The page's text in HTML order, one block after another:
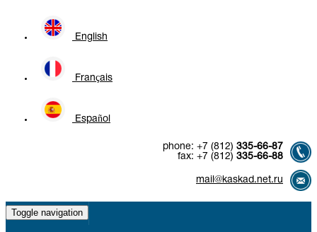
English
Français
Español
phone: +7 (812) 335-66-87
fax: +7 (812) 335-66-88
mail@kaskad.net.ru
Toggle navigation